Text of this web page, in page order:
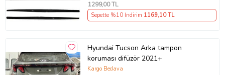
1299,00 TL
Sepette %10 İndirim 1169,10 TL
Hyundai Tucson Arka tampon
koruması difüzör 2021+
Kargo Bedava